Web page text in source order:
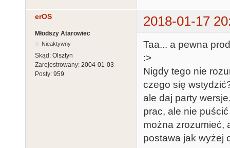
erOS 2018-01-17
Młodszy Atarowiec
Nieaktywny
Skąd: Olsztyn
Zarejestrowany: 2004-01-03
Posty: 959
Taa... a pewna
:>
Nigdy tego nie
czego się
ale daj party
prac, ale nie
można zrozumieć,
postawa jak wyżej